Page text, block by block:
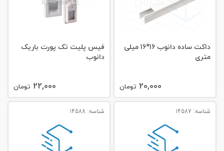
داکت ساده دانوب 16*16 میلی‌
متری
20,000 تومان
فیس پلیت تک پورت باریک
دانوب
22,000 تومان
شناسه: 14587 شناسه: 14588